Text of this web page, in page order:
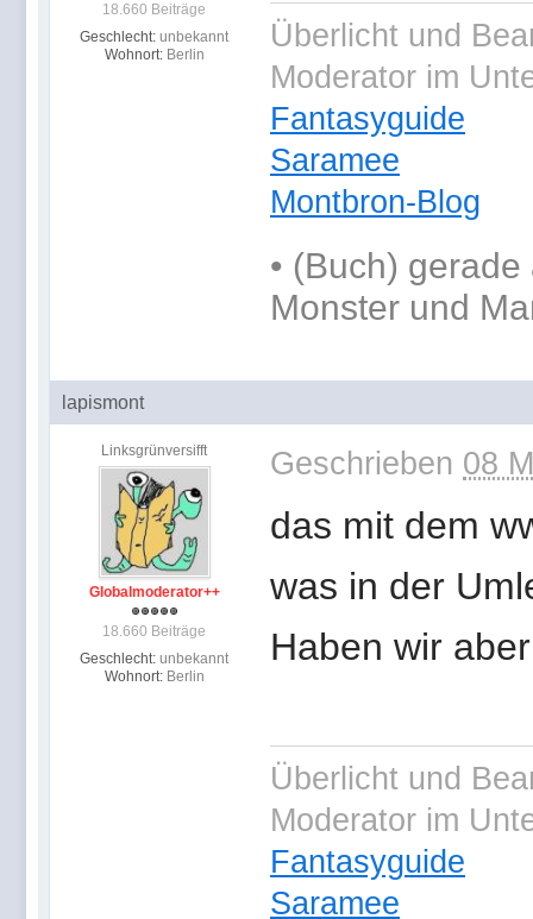
18.660 Beiträge
Geschlecht: unbekannt
Wohnort: Berlin
Überlicht und
Moderator im
Fantasyguide
Saramee
Montbron-Blog
• (Buch) gerade
Monster und
lapismont
Linksgrünversifft
Globalmoderator++
18.660 Beiträge
Geschlecht: unbekannt
Wohnort: Berlin
Geschrieben 08
das mit dem
was in der
Haben wir
Überlicht und
Moderator im
Fantasyguide
Saramee